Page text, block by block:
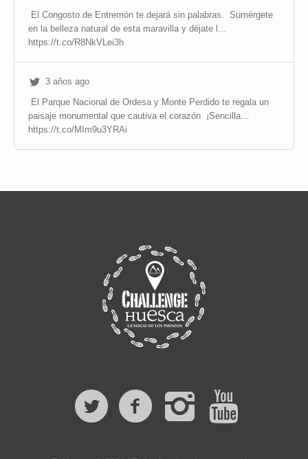
El Congosto de Entremón te dejará sin palabras. Sumérgete
en la belleza natural de esta maravilla y déjate l…
https://t.co/R8NkVLei3h
3 años ago
El Parque Nacional de Ordesa y Monte Perdido te regala un
paisaje monumental que cautiva el corazón ¡Sencilla…
https://t.co/MIm9u3YRAi